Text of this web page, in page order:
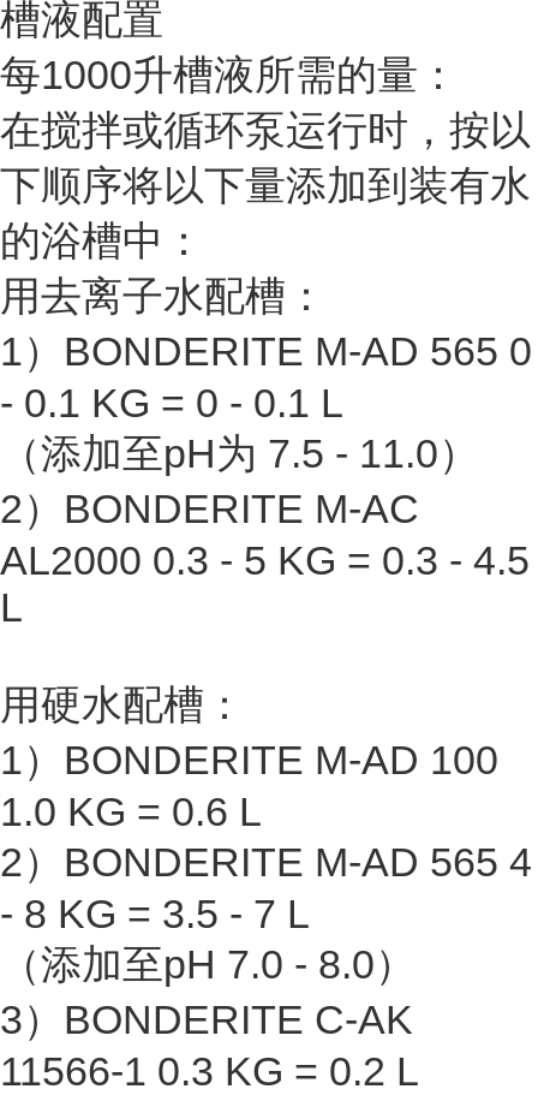
槽液配置
每1000升槽液所需的量：
在搅拌或循环泵运行时，按以
下顺序将以下量添加到装有水
的浴槽中：
用去离子水配槽：
1）BONDERITE M-AD 565 0
- 0.1 KG = 0 - 0.1 L
（添加至pH为 7.5 - 11.0）
2）BONDERITE M-AC
AL2000 0.3 - 5 KG = 0.3 - 4.5
L
用硬水配槽：
1）BONDERITE M-AD 100
1.0 KG = 0.6 L
2）BONDERITE M-AD 565 4
- 8 KG = 3.5 - 7 L
（添加至pH 7.0 - 8.0）
3）BONDERITE C-AK
11566-1 0.3 KG = 0.2 L